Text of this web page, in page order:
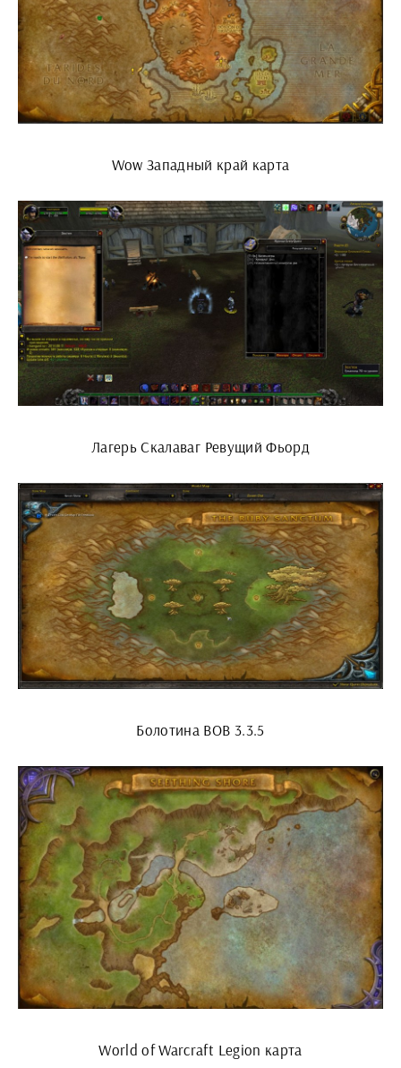
Wow Западный край карта
Лагерь Скалаваг Ревущий Фьорд
Болотина ВОВ 3.3.5
World of Warcraft Legion карта